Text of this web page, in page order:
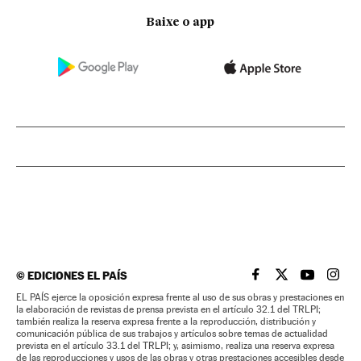
Baixe o app
©EDICIONES EL PAÍS EL PAÍS BRASIL EN
EL PAÍSEL PAÍS
EL
EL PAÍS ejerce la oposición expresa frente al uso de sus obras y prestaciones en
la elaboración de revistas de prensa prevista en el artículo 32.1 del TRLPI;
también realiza la reserva expresa frente a la reproducción, distribución y
comunicación pública de sus trabajos y artículos sobre temas de actualidad
prevista en el artículo 33.1 del TRLPI; y, asimismo, realiza una reserva expresa
de las reproducciones y usos de las obras y otras prestaciones accesibles desde